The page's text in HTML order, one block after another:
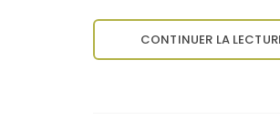
CONTINUER LA